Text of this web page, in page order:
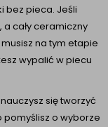
bez pieca. Jeśli
cały ceramiczny
na tym etapie
wypalić w piecu
się tworzyć
o wyborze